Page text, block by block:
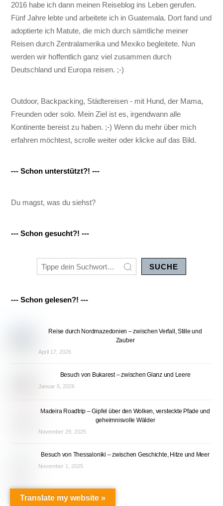
2016 habe ich dann meinen Reiseblog ins Leben gerufen.
Fünf Jahre lebte und arbeitete ich in Guatemala. Dort fand und
adoptierte ich Matute, die mich durch sämtliche meiner
Reisen durch Zentralamerika und Mexiko begleitete. Nun
werden wir hoffentlich ganz viel zusammen durch
Deutschland und Europa reisen. ;-)
Outdoor, Backpacking, Städtereisen - mit Hund, der Mama,
Freunden oder solo. Mein Ziel ist es, irgendwann alle
Kontinente bereist zu haben. ;-) Wenn du mehr über mich
erfahren möchtest, scrolle weiter oder klicke auf das Bild.
--- Schon unterstützt?! ---
Du magst, was du siehst?
--- Schon gesucht?! ---
SUCHE
--- Schon gelesen?! ---
Reise durch Nordmazedonien – zwischen Verfall, Stille und
Zauber
April 17, 2026
Besuch von Bukarest – zwischen Glanz und Leere
Januar 5, 2026
Madeira Roadtrip – Gipfel über den Wolken, versteckte Pfade und
geheimnisvolle Wälder
November 29, 2025
Besuch von Thessaloniki – zwischen Geschichte, Hitze und Meer
November 1, 2025
Translate my website »